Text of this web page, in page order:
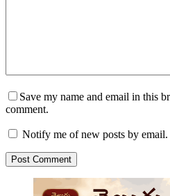
Save my name and email in this
comment.
Notify me of new posts by email.
Post Comment